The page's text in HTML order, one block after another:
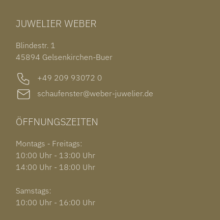
OHRSCHMUCK
OUT OF COLLECTION
ROLEX SUBMARINER DATE
GARMIN VENU 3S
JUWELIER WEBER
Blindestr. 1
45894 Gelsenkirchen-Buer
+49 209 93072 0
schaufenster@weber-juwelier.de
ÖFFNUNGSZEITEN
Montags - Freitags:
10:00 Uhr - 13:00 Uhr
14:00 Uhr - 18:00 Uhr
Samstags:
10:00 Uhr - 16:00 Uhr